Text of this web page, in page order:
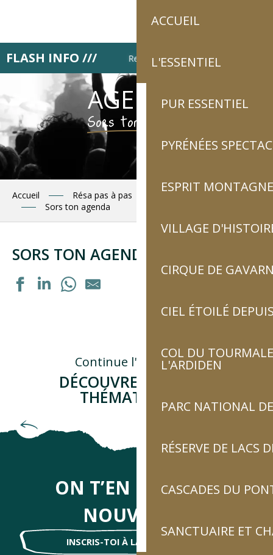
principal
FLASH INFO /// Retrouve Luz tourisme tous les
ACCUEIL
L'ESSENTIEL
PUR ESSENTIEL
PYRÉNÉES
ESPRIT MONTAGNE
VILLAGE
CIRQUE DE
CIEL ÉTOILÉ
COL DU
L'ARDIDEN
PARC NATIONAL
RÉSERVE DE LACS
CASCADES DU
SANCTUAIRE ET
AGENDA
Sors ton agenda !
Accueil Résa pas à pas
Planifie tes journées
Sors ton agenda
SORS TON AGENDA
Exposition "La septième vallée" de Guillaume Noury
Dégustation de vins régionaux
Dégustation de vins régionaux
Exposition : "Autrement voir"
Exposition peinture à l'huile
Marché des producteurs
Ateliers de dégustation de produits locaux : bières,
Marché gourmand champêtre - "Tumbao Loko"
Continue l'aventure...
DÉCOUVRE D'AUTRES
THÉMATIQUES !
Emblématique du patrimoine pyrénéen
ON T’EN DIRA DES
NOUVELLES
INSCRIS-TOI À LA NEWSLETTER !